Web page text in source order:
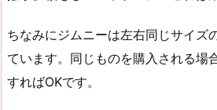
ちなみにジムニーは左右同じサイズ
ています。同じものを購入される場
すればOKです。